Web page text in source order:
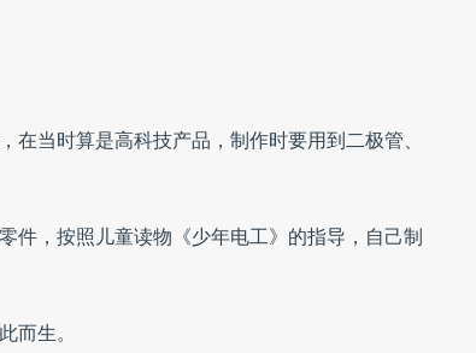
当时算是高科技产品，制作时要用到二极管、
件，按照儿童读物《少年电工》的指导，自己制
而生。